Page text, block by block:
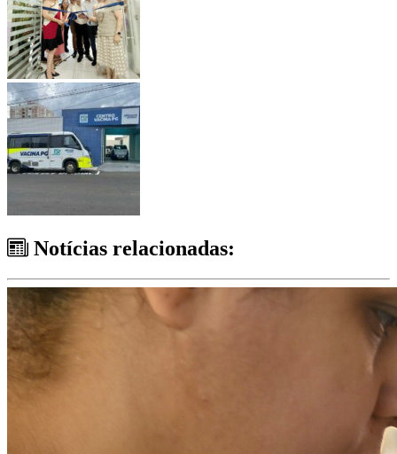
Notícias relacionadas: